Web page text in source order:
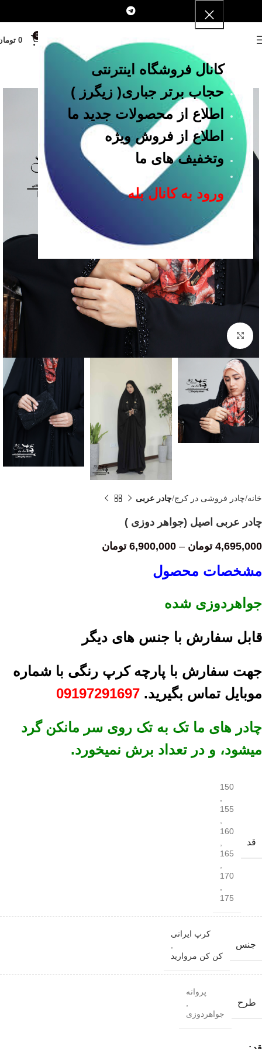
کانال فروشگاه اینترنتی
حجاب برتر جباری( زیگرز )
اطلاع از محصولات جدید ما
اطلاع از فروش ویژه
وتخفیف های ما
ورود به کانال بله
0
0
Click to enlarge
خانه چادر فروشی در کرج چادر عربی
چادر عربی اصیل (جواهر دوزی )
4,695,000 تومان –
6,900,000 تومان
مشخصات محصول
جواهردوزی شده
قابل سفارش با جنس های دیگر
جهت سفارش با پارچه کرپ رنگی با شماره
موبایل تماس بگیرید. 09197291697
چادر های ما تک به تک روی سر مانکن گرد
میشود، و در تعداد برش نمیخورد.
قد
150
155
160
165
170
175
جنس
کرپ ایرانی
کن کن مروارید
طرح
پروانه
جواهردوزی